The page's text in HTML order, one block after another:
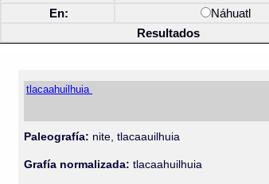
En:
Náhuatl
Resultados
tlacaahuilhuia
Paleografía: nite, tlacaauilhuia
Grafía normalizada: tlacaahuilhuia